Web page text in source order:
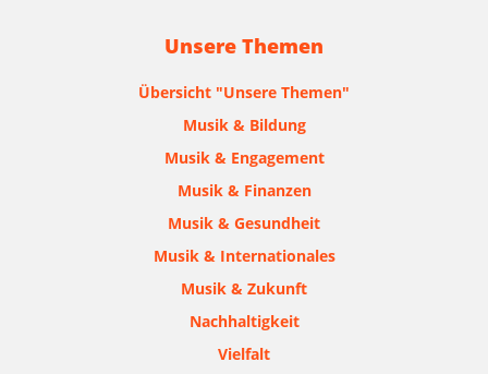
Unsere Themen
Übersicht "Unsere Themen"
Musik & Bildung
Musik & Engagement
Musik & Finanzen
Musik & Gesundheit
Musik & Internationales
Musik & Zukunft
Nachhaltigkeit
Vielfalt